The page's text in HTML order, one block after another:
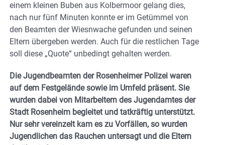
einem kleinen Buben aus Kolbermoor gelang dies,
nach nur fünf Minuten konnte er im Getümmel von
den Beamten der Wiesnwache gefunden und seinen
Eltern übergeben werden. Auch für die restlichen Tage
soll diese „Quote“ unbedingt gehalten werden.
Die Jugendbeamten der Rosenheimer Polizei waren
auf dem Festgelände sowie im Umfeld präsent. Sie
wurden dabei von Mitarbeitern des Jugendamtes der
Stadt Rosenheim begleitet und tatkräftig unterstützt.
Nur sehr vereinzelt kam es zu Vorfällen, so wurden
Jugendlichen das Rauchen untersagt und die Eltern